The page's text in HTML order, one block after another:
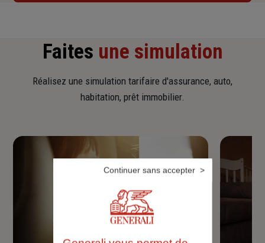
Faites une simulation
Réalisez une simulation tarifaire d'assurance, auto,
habitation, prêt immobilier.
Continuer sans accepter